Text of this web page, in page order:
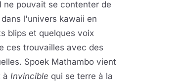
ne pouvait se contenter de
l'univers kawaii en
blips et quelques voix
ces trouvailles avec des
Spoek Mathambo vient
à Invincible qui se terre à la